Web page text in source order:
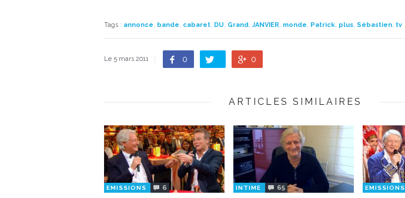
Tags : annonce, bande, cabaret, DU, Grand, JANVIER, monde, Patrick, plus, Sébastien, tv
Le 5 mars 2011 0 0
ARTICLES SIMILAIRES
EMISSIONS 6 INTIME 65 EMISSIONS